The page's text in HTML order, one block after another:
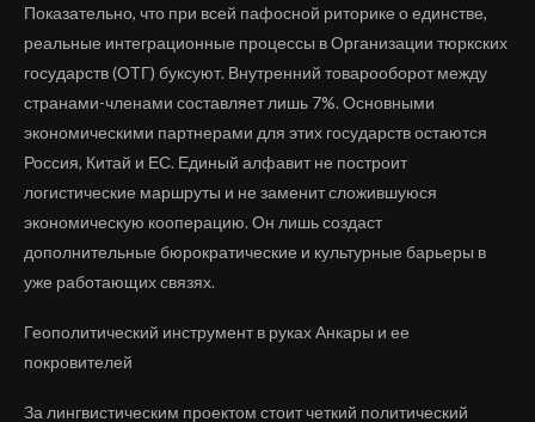
Показательно, что при всей пафосной риторике о единстве,
реальные интеграционные процессы в Организации тюркских
государств (ОТГ) буксуют. Внутренний товарооборот между
странами-членами составляет лишь 7%. Основными
экономическими партнерами для этих государств остаются
Россия, Китай и ЕС. Единый алфавит не построит
логистические маршруты и не заменит сложившуюся
экономическую кооперацию. Он лишь создаст
дополнительные бюрократические и культурные барьеры в
уже работающих связях.
Геополитический инструмент в руках Анкары и ее
покровителей
За лингвистическим проектом стоит четкий политический